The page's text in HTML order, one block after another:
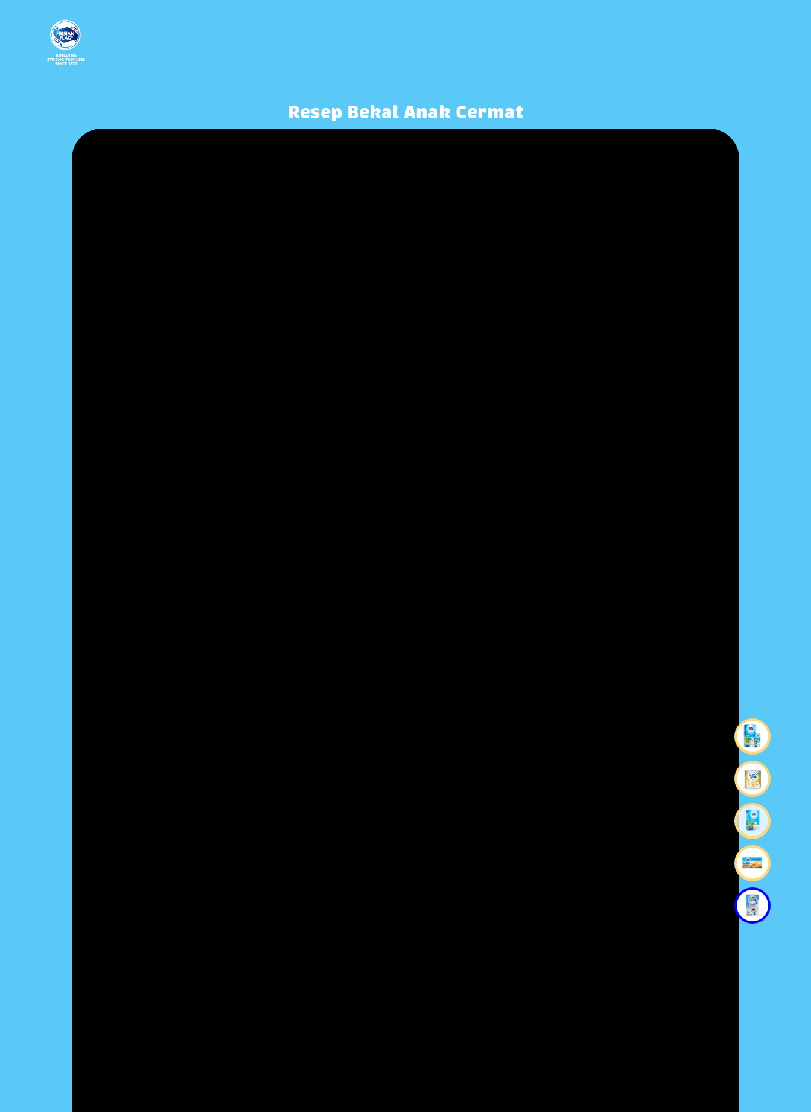
BUILDING
STRONG FAMILIES
SINCE 1871
Resep Bekal Anak Cermat